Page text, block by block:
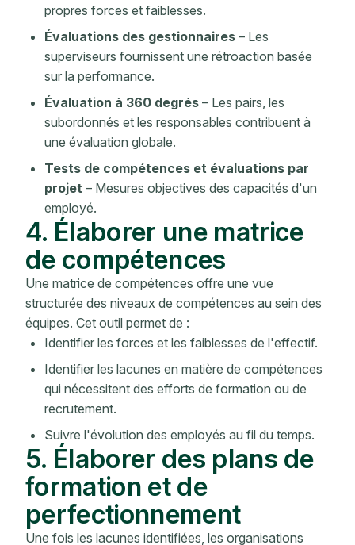
propres forces et faiblesses.
Évaluations des gestionnaires – Les
superviseurs fournissent une rétroaction basée
sur la performance.
Évaluation à 360 degrés – Les pairs, les
subordonnés et les responsables contribuent à
une évaluation globale.
Tests de compétences et évaluations par
projet – Mesures objectives des capacités d'un
employé.
4. Élaborer une matrice
de compétences
Une matrice de compétences offre une vue
structurée des niveaux de compétences au sein des
équipes. Cet outil permet de :
Identifier les forces et les faiblesses de l'effectif.
Identifier les lacunes en matière de compétences
qui nécessitent des efforts de formation ou de
recrutement.
Suivre l'évolution des employés au fil du temps.
5. Élaborer des plans de
formation et de
perfectionnement
Une fois les lacunes identifiées, les organisations